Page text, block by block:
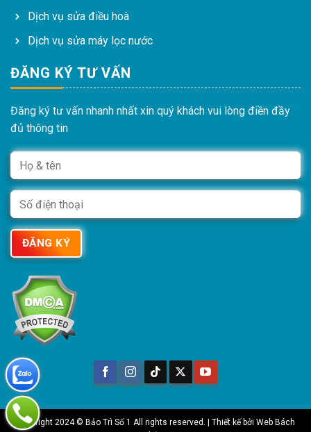
Dịch vụ sửa điều hoà
Dịch vụ sửa máy lọc nước
ĐĂNG KÝ TƯ VẤN
Đăng ký tư vấn nhanh nhất xin quý khách vui lòng điền đầy
đủ thông tin
Copyright 2024 © Bảo Trì Số 1 All rights reserved. | Thiết kế bởi Web Bách